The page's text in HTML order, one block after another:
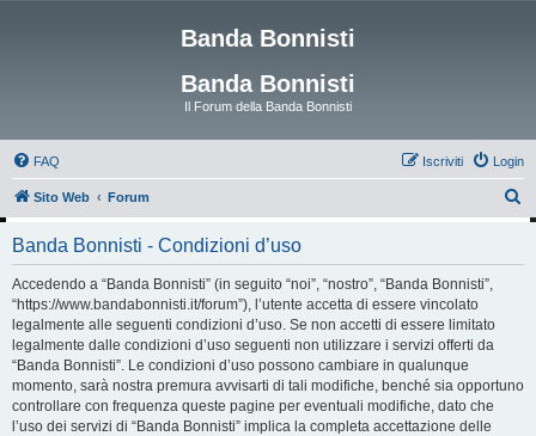
Banda Bonnisti
Banda Bonnisti
Il Forum della Banda Bonnisti
FAQ Login
Iscriviti
Sito Web Forum
Banda Bonnisti - Condizioni d’uso
Accedendo a “Banda Bonnisti” (in seguito “noi”, “nostro”, “Banda Bonnisti”,
“https://www.bandabonnisti.it/forum”), l’utente accetta di essere vincolato
legalmente alle seguenti condizioni d’uso. Se non accetti di essere limitato
legalmente dalle condizioni d’uso seguenti non utilizzare i servizi offerti da
“Banda Bonnisti”. Le condizioni d’uso possono cambiare in qualunque
momento, sarà nostra premura avvisarti di tali modifiche, benché sia opportuno
controllare con frequenza queste pagine per eventuali modifiche, dato che
l’uso dei servizi di “Banda Bonnisti” implica la completa accettazione delle